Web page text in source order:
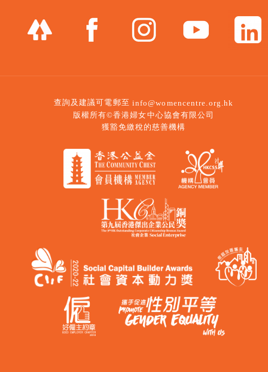
查詢及建議可電郵至 info@womencentre.org.hk
版權所有©香港婦女中心協會有限公司
獲豁免繳稅的慈善機構